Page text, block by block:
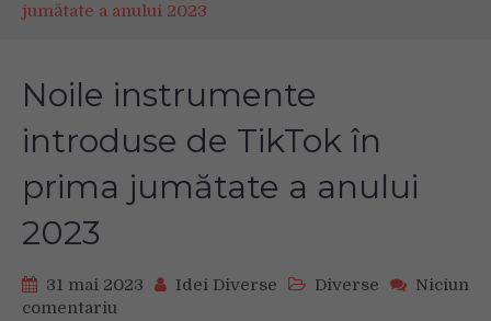
jumătate a anului 2023
Noile instrumente
introduse de TikTok în
prima jumătate a anului
2023
31 mai 2023 Idei Diverse Diverse
Niciun
comentariu